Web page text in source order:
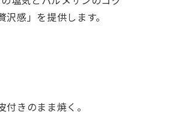
感」を提供します。
きのまま焼く。